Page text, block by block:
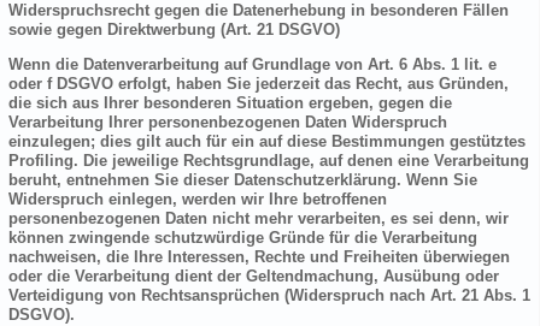
Widerspruchsrecht gegen die Datenerhebung in besonderen Fällen
sowie gegen Direktwerbung (Art. 21 DSGVO)
Wenn die Datenverarbeitung auf Grundlage von Art. 6 Abs. 1 lit. e
oder f DSGVO erfolgt, haben Sie jederzeit das Recht, aus Gründen,
die sich aus Ihrer besonderen Situation ergeben, gegen die
Verarbeitung Ihrer personenbezogenen Daten Widerspruch
einzulegen; dies gilt auch für ein auf diese Bestimmungen gestütztes
Profiling. Die jeweilige Rechtsgrundlage, auf denen eine Verarbeitung
beruht, entnehmen Sie dieser Datenschutzerklärung. Wenn Sie
Widerspruch einlegen, werden wir Ihre betroffenen
personenbezogenen Daten nicht mehr verarbeiten, es sei denn, wir
können zwingende schutzwürdige Gründe für die Verarbeitung
nachweisen, die Ihre Interessen, Rechte und Freiheiten überwiegen
oder die Verarbeitung dient der Geltendmachung, Ausübung oder
Verteidigung von Rechtsansprüchen (Widerspruch nach Art. 21 Abs. 1
DSGVO).